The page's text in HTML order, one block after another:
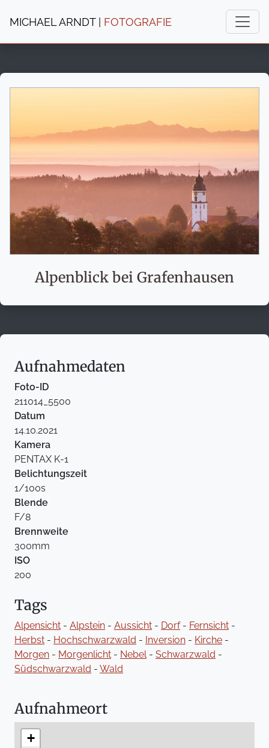
MICHAEL ARNDT | FOTOGRAFIE
Alpenblick bei Grafenhausen
Aufnahmedaten
Foto-ID
211014_5500
Datum
14.10.2021
Kamera
PENTAX K-1
Belichtungszeit
1/100s
Blende
F/8
Brennweite
300mm
ISO
200
Tags
Alpensicht - Alpstein - Aussicht - Dorf- Fernsicht -
Herbst - Hochschwarzwald - Inversion - Kirche -
Morgen - Morgenlicht - Nebel- Schwarzwald -
Südschwarzwald - Wald
Aufnahmeort
+